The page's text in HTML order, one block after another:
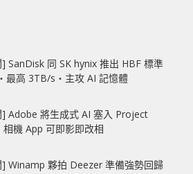
] SanDisk 同 SK hynix 推出 HBF 標準
最高 3TB/s‧主攻 AI 記憶體
] Adobe 將生成式 AI 塞入 Project
機 App 可即影即改相
] Winamp 夥拍 Deezer 準備強勢回歸